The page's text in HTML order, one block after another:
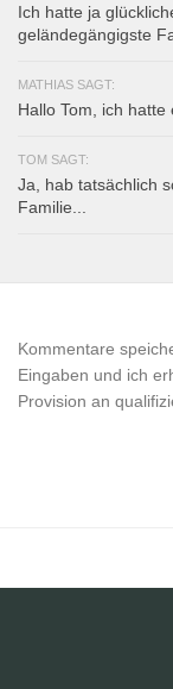
Ich hatte ja
geländegängigste
MATHIAS SAGT:
Hallo Tom, ich hatte
TOM SAGT:
Ja, hab tatsächlich
Familie...
Kommentare
Eingaben und ich
Provision an